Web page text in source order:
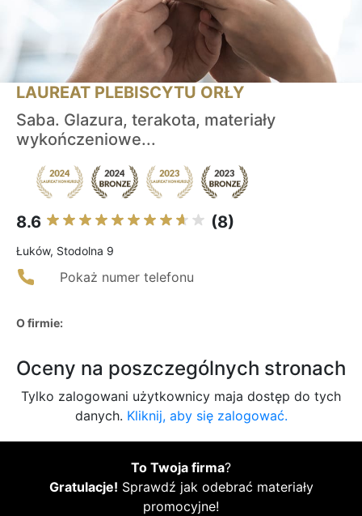
LAUREAT PLEBISCYTU ORŁY
Saba. Glazura, terakota, materiały
wykończeniowe...
8.6 (8)
Łuków, Stodolna 9
Pokaż numer telefonu
O firmie:
Oceny na poszczególnych stronach
Tylko zalogowani użytkownicy maja dostęp do tych
danych. Kliknij, aby się zalogować.
To Twoja firma?
Gratulacje! Sprawdź jak odebrać materiały
promocyjne!